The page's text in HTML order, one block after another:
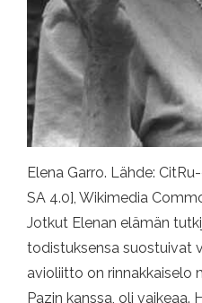
Elena Garro. Lähde:
SA 4.0], Wikimedia
Jotkut Elenan elämän
todistuksensa suostuivat
avioliitto on rinnakkaiselo
Pazin kanssa, oli vaikeaa.